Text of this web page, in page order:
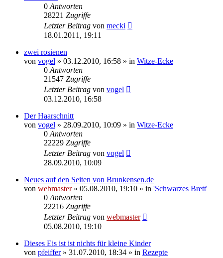
0 Antworten
28221 Zugriffe
Letzter Beitrag von mecki
18.01.2011, 19:11
zwei rosienen
von vogel » 03.12.2010, 16:58 » in Witze-Ecke
0 Antworten
21547 Zugriffe
Letzter Beitrag von vogel
03.12.2010, 16:58
Der Haarschnitt
von vogel » 28.09.2010, 10:09 » in Witze-Ecke
0 Antworten
22229 Zugriffe
Letzter Beitrag von vogel
28.09.2010, 10:09
Neues auf den Seiten von Brunkensen.de
von webmaster» 05.08.2010, 19:10 » in 'Schwarzes Brett'
0 Antworten
22216 Zugriffe
Letzter Beitrag von webmaster
05.08.2010, 19:10
Dieses Eis ist ist nichts für kleine Kinder
von pfeiffer» 31.07.2010, 18:34 » in Rezepte